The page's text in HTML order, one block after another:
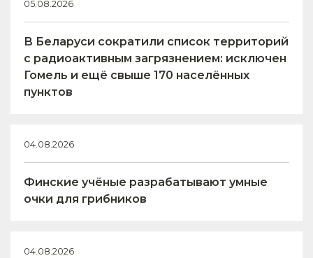
05.08.2026
В Беларуси сократили список территорий
с радиоактивным загрязнением: исключен
Гомель и ещё свыше 170 населённых
пунктов
04.08.2026
Финские учёные разрабатывают умные
очки для грибников
04.08.2026